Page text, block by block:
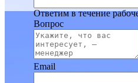
Ответим в течение
Вопрос
Email